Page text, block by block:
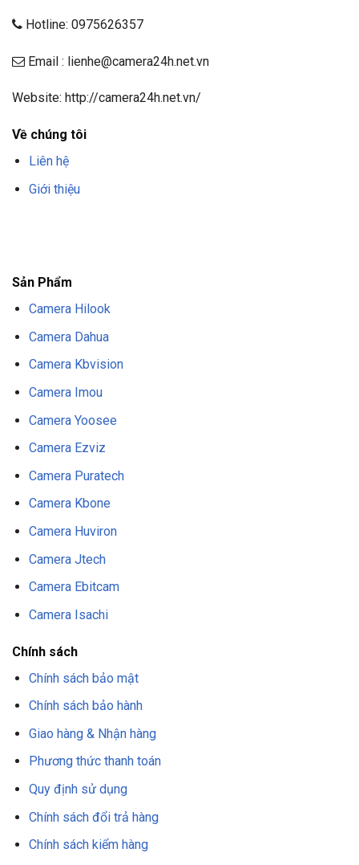
Hotline: 0975626357
Email : lienhe@camera24h.net.vn
Website: http://camera24h.net.vn/
Về chúng tôi
Liên hệ
Giới thiệu
Sản Phẩm
Camera Hilook
Camera Dahua
Camera Kbvision
Camera Imou
Camera Yoosee
Camera Ezviz
Camera Puratech
Camera Kbone
Camera Huviron
Camera Jtech
Camera Ebitcam
Camera Isachi
Chính sách
Chính sách bảo mật
Chính sách bảo hành
Giao hàng & Nhận hàng
Phương thức thanh toán
Quy định sử dụng
Chính sách đổi trả hàng
Chính sách kiểm hàng